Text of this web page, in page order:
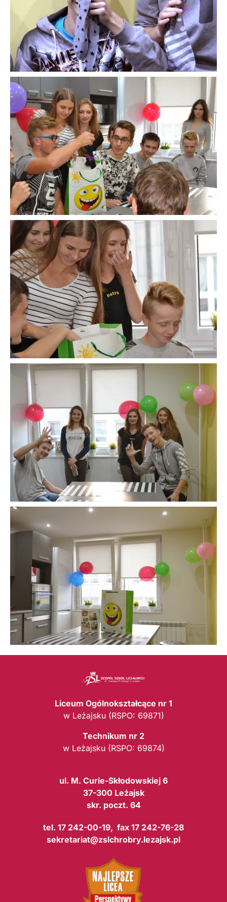
Liceum Ogólnokształcące nr 1
w Leżajsku (RSPO: 69871)
Technikum nr 2
w Leżajsku (RSPO: 69874)
ul. M. Curie-Skłodowskiej 6
37-300 Leżajsk
skr. poczt. 64
tel. 17 242-00-19, fax 17 242-76-28
sekretariat@zslchrobry.lezajsk.pl